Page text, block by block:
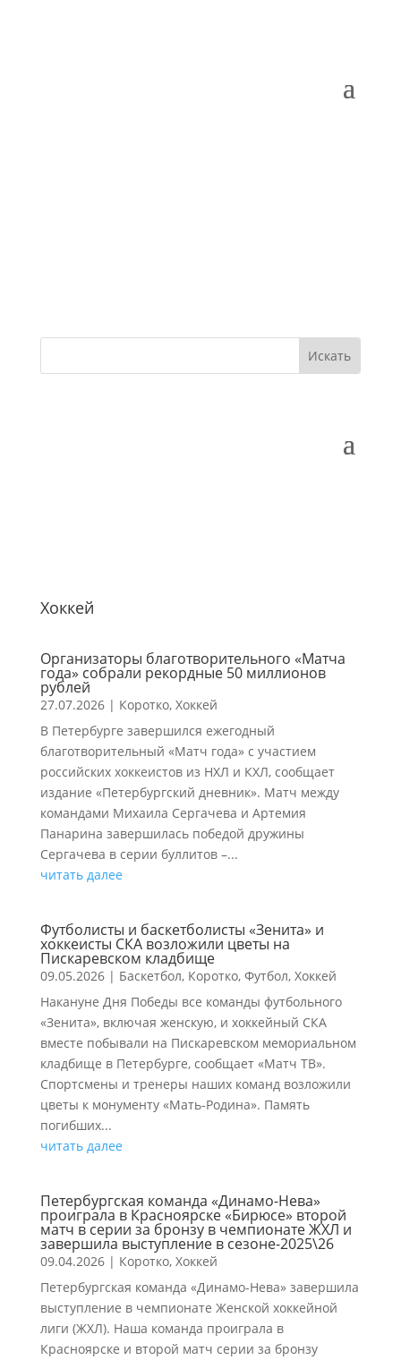
Хоккей
Организаторы благотворительного «Матча
года» собрали рекордные 50 миллионов
рублей
27.07.2026| Коротко, Хоккей
В Петербурге завершился ежегодный
благотворительный «Матч года» с участием
российских хоккеистов из НХЛ и КХЛ, сообщает
издание «Петербургский дневник». Матч между
командами Михаила Сергачева и Артемия
Панарина завершилась победой дружины
Сергачева в серии буллитов –...
читать далее
Футболисты и баскетболисты «Зенита» и
хоккеисты СКА возложили цветы на
Пискаревском кладбище
09.05.2026| Баскетбол, Коротко, Футбол, Хоккей
Накануне Дня Победы все команды футбольного
«Зенита», включая женскую, и хоккейный СКА
вместе побывали на Пискаревском мемориальном
кладбище в Петербурге, сообщает «Матч ТВ».
Спортсмены и тренеры наших команд возложили
цветы к монументу «Мать‑Родина». Память
погибших...
читать далее
Петербургская команда «Динамо-Нева»
проиграла в Красноярске «Бирюсе» второй
матч в серии за бронзу в чемпионате ЖХЛ и
завершила выступление в сезоне-2025\26
09.04.2026| Коротко, Хоккей
Петербургская команда «Динамо-Нева» завершила
выступление в чемпионате Женской хоккейной
лиги (ЖХЛ). Наша команда проиграла в
Красноярске и второй матч серии за бронзу